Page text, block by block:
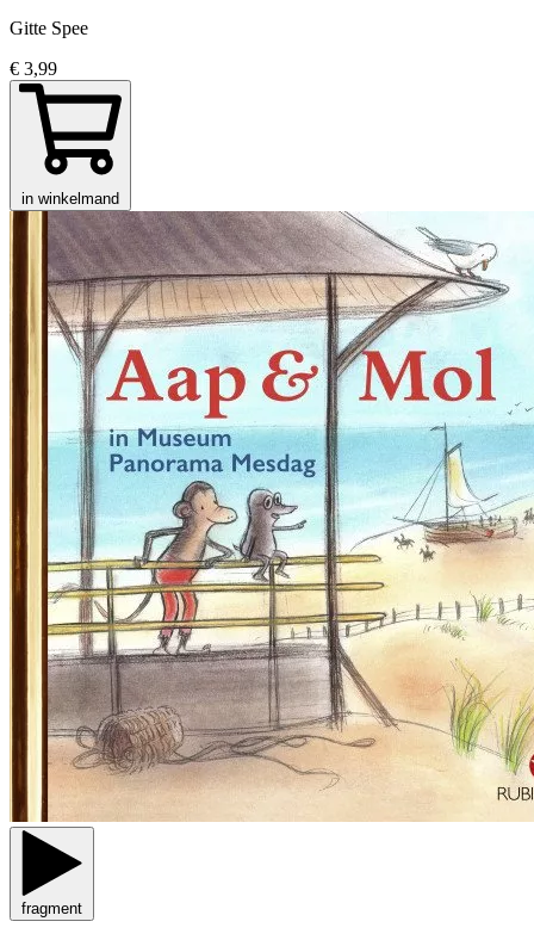
Gitte Spee
€ 3,99
in winkelmand
fragment